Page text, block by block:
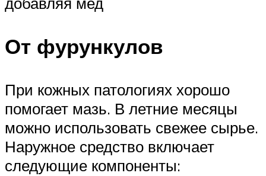
От фурункулов
При кожных патологиях хорошо
помогает мазь. В летние месяцы
можно использовать свежее сырье.
Наружное средство включает
следующие компоненты: